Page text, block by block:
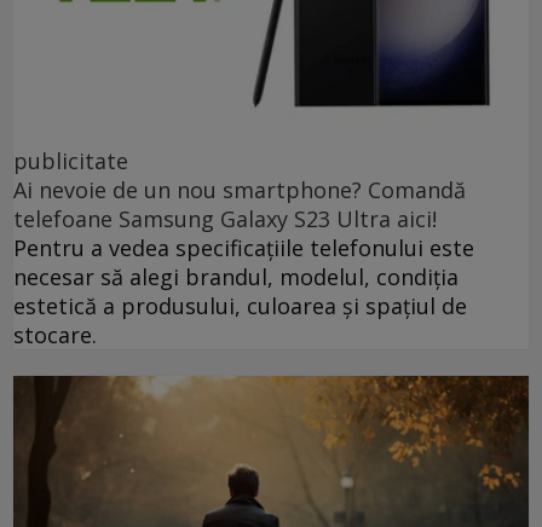
publicitate
Ai nevoie de un nou smartphone? Comandă
telefoane Samsung Galaxy S23 Ultra aici!
Pentru a vedea specificațiile telefonului este
necesar să alegi brandul, modelul, condiția
estetică a produsului, culoarea și spațiul de
stocare.